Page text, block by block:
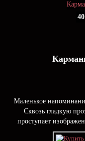
40
Маленькое
Сквозь гладкую
проступает